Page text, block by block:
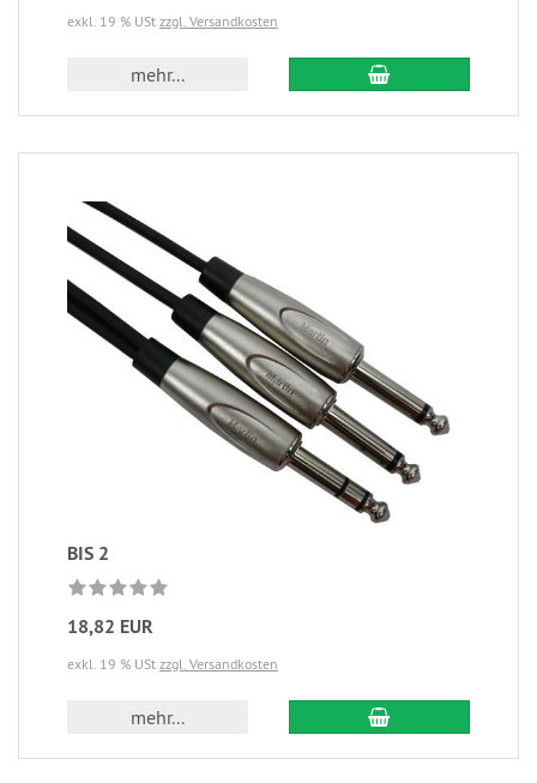
exkl. 19 % USt zzgl. Versandkosten
mehr...
BIS 2
18,82 EUR
exkl. 19 % USt zzgl. Versandkosten
mehr...